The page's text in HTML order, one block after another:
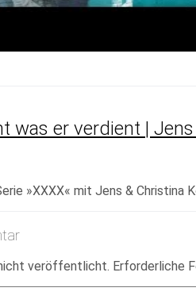
was er verdient |
»XXXX« mit Jens & Christina
veröffentlicht. Erforderliche